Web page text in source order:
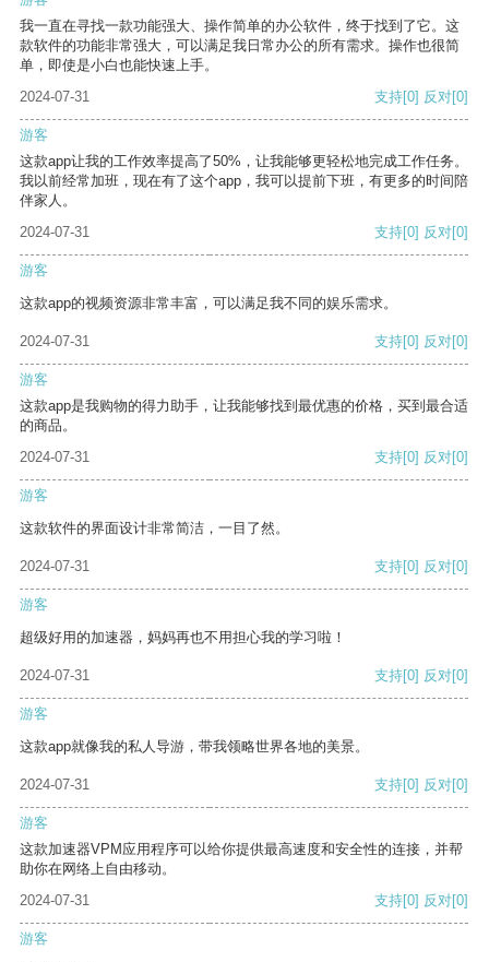
我一直在寻找一款功能强大、操作简单的办公软件，终于找到了它。这
款软件的功能非常强大，可以满足我日常办公的所有需求。操作也很简
单，即使是小白也能快速上手。
2024-07-31
支持[0] 反对[0]
游客
这款app让我的工作效率提高了50%，让我能够更轻松地完成工作任务。
我以前经常加班，现在有了这个app，我可以提前下班，有更多的时间陪
伴家人。
2024-07-31
支持[0] 反对[0]
游客
这款app的视频资源非常丰富，可以满足我不同的娱乐需求。
2024-07-31 支持[0] 反对[0]
游客
这款app是我购物的得力助手，让我能够找到最优惠的价格，买到最合适
的商品。
2024-07-31
支持[0] 反对[0]
游客
这款软件的界面设计非常简洁，一目了然。
2024-07-31 支持[0] 反对[0]
游客
超级好用的加速器，妈妈再也不用担心我的学习啦！
2024-07-31 支持[0] 反对[0]
游客
这款app就像我的私人导游，带我领略世界各地的美景。
2024-07-31 支持[0] 反对[0]
游客
这款加速器VPM应用程序可以给你提供最高速度和安全性的连接，并帮
助你在网络上自由移动。
2024-07-31
支持[0] 反对[0]
游客